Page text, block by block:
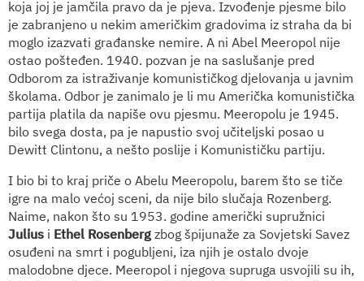
koja joj je jamčila pravo da je pjeva. Izvođenje pjesme bilo
je zabranjeno u nekim američkim gradovima iz straha da bi
moglo izazvati građanske nemire. A ni Abel Meeropol nije
ostao pošteđen. 1940. pozvan je na saslušanje pred
Odborom za istraživanje komunističkog djelovanja u javnim
školama. Odbor je zanimalo je li mu Američka komunistička
partija platila da napiše ovu pjesmu. Meeropolu je 1945.
bilo svega dosta, pa je napustio svoj učiteljski posao u
Dewitt Clintonu, a nešto poslije i Komunističku partiju.
I bio bi to kraj priče o Abelu Meeropolu, barem što se tiče
igre na malo većoj sceni, da nije bilo slučaja Rozenberg.
Naime, nakon što su 1953. godine američki supružnici
Julius i Ethel Rosenberg zbog špijunaže za Sovjetski Savez
osuđeni na smrt i pogubljeni, iza njih je ostalo dvoje
malodobne djece. Meeropol i njegova supruga usvojili su ih,